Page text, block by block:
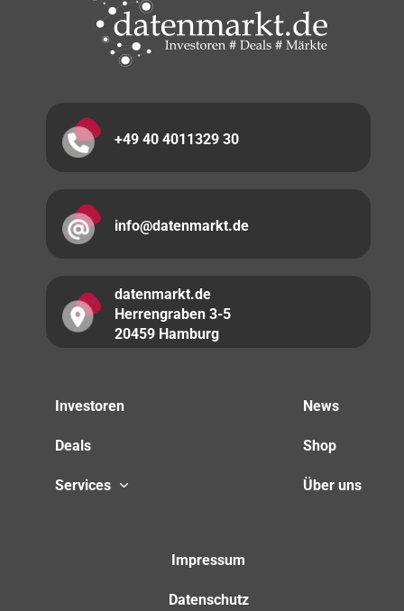
+49 40 4011329 30
info@datenmarkt.de
datenmarkt.de
Herrengraben 3-5
20459 Hamburg
Investoren
Deals
Services
News
Shop
Über uns
Impressum
Datenschutz